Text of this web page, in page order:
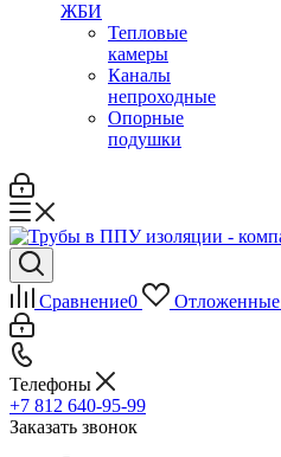
ЖБИ
Тепловые
камеры
Каналы
непроходные
Опорные
подушки
Сравнение0 Отложенные
Телефоны
+7 812 640-95-99
Заказать звонок